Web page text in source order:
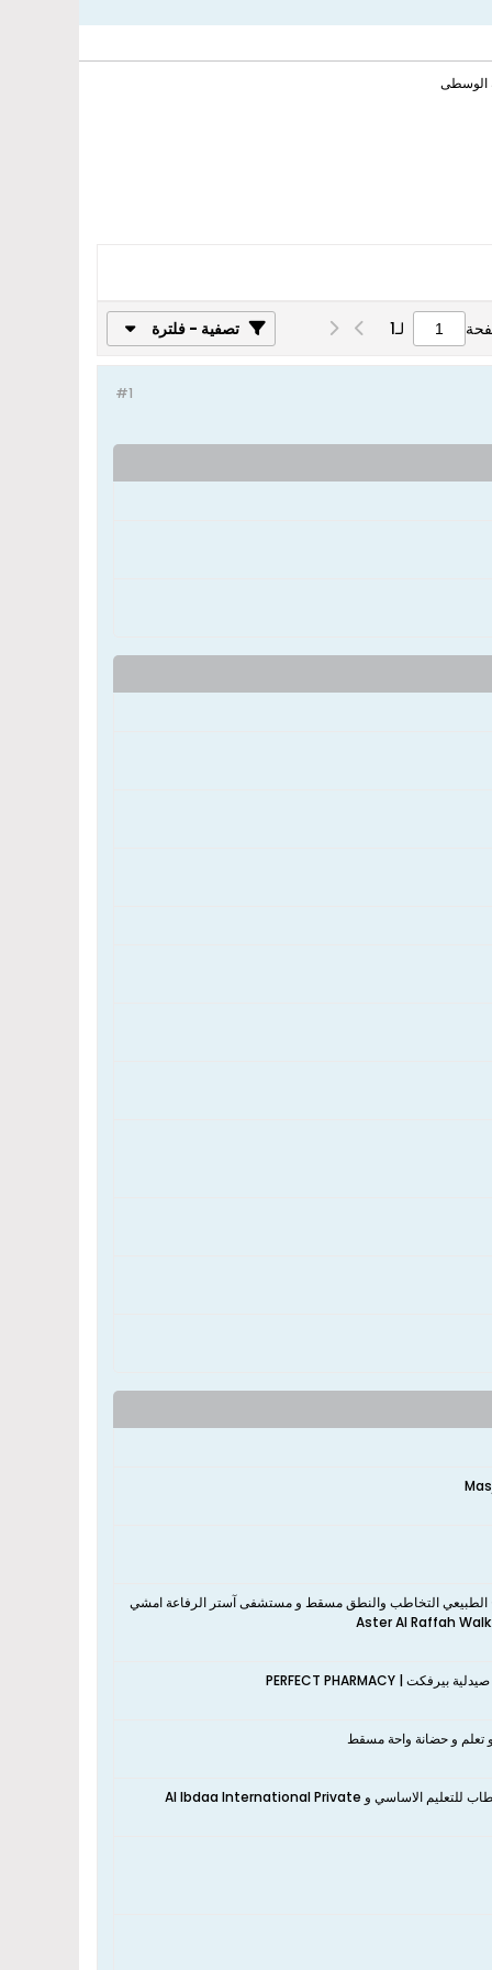
الوسطى
لـ1 تصفية - فلترة
#1
الطبيعي التخاطب والنطق مسقط و مستشفى آستر الرفاعة امشي
نعم، تقع الشقة بالقرب من مدرسه النظم الحديثه الخاصه و مدرسة عاصم بن عمر بن الخطاب للتعليم الاساسي و Al Ibdaa International Private